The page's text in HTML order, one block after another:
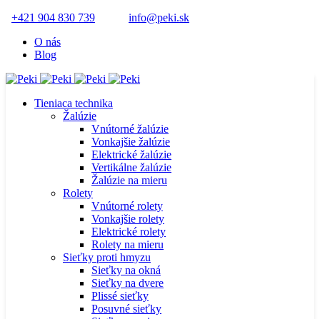
+421 904 830 739
info@peki.sk
O nás
Blog
Tieniaca technika
Žalúzie
Vnútorné žalúzie
Vonkajšie žalúzie
Elektrické žalúzie
Vertikálne žalúzie
Žalúzie na mieru
Rolety
Vnútorné rolety
Vonkajšie rolety
Elektrické rolety
Rolety na mieru
Sieťky proti hmyzu
Sieťky na okná
Sieťky na dvere
Plissé sieťky
Posuvné sieťky